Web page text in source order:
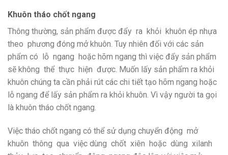
Khuôn tháo chốt ngang
Thông thường, sản phẩm được đẩy ra khỏi khuôn ép nhựa
theo phương đóng mở khuôn. Tuy nhiên đối với các sản
phẩm có lỗ ngang hoặc hõm ngang thì việc đẩy sản phẩm
sẽ không thể thực hiện được. Muốn lấy sản phẩm ra khỏi
khuôn chúng ta cần phải rút các chi tiết tạo hõm ngang hoặc
lỗ ngang để lấy sản phẩm ra khỏi khuôn. Vì vậy người ta gọi
là khuôn tháo chốt ngang.
Việc tháo chốt ngang có thể sử dụng chuyển động mở
khuôn thông qua việc dùng chốt xiên hoặc dùng xilanh